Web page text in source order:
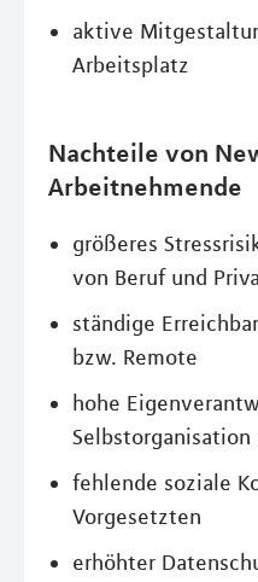
aktive
Arbeitsplatz
Nachteile von
Arbeitnehmende
größeres
von Beruf und
ständige
bzw. Remote
hohe
fehlende soziale
Vorgesetzten
erhöhter